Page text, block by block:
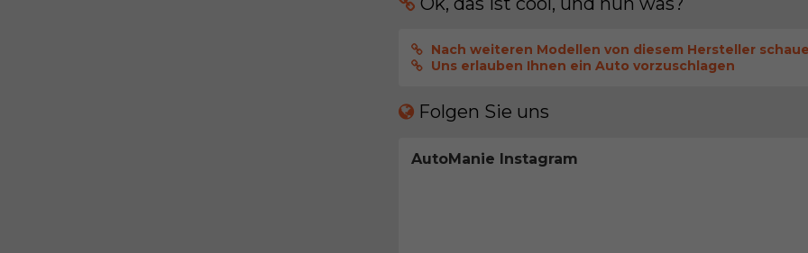
Nach weiteren Modellen von diesem Hersteller
Uns erlauben Ihnen ein Auto vorzuschlagen
Folgen Sie uns
AutoManie Instagram